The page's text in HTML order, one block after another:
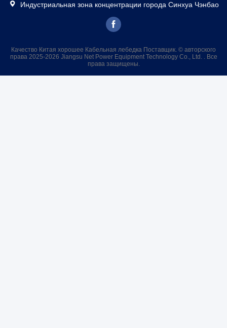
Индустриальная зона концентрации города Синхуа Чэнбао
Качество Китая хорошее Кабельная лебедка Поставщик. © авторского
права 2025-2026 Jiangsu Net Power Equipment Technology Co., Ltd. . Все
права защищены.